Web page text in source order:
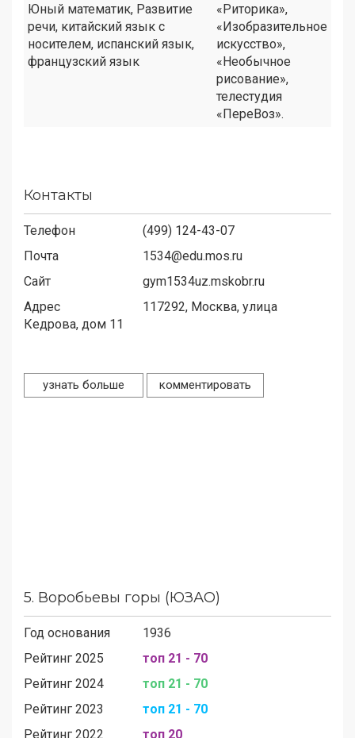
Юный математик, Развитие
речи, китайский язык с
носителем, испанский язык,
французский язык
«Риторика»,
«Изобразительное
искусство»,
«Необычное
рисование»,
телестудия
«ПереВоз».
Контакты
Телефон
(499) 124-43-07
Почта
1534@edu.mos.ru
Сайт
gym1534uz.mskobr.ru
Адрес
117292, Москва, улица
Кедрова, дом 11
узнать больше комментировать
5. Воробьевы горы (ЮЗАО)
Год основания
1936
Рейтинг 2025
топ 21 - 70
Рейтинг 2024
топ 21 - 70
Рейтинг 2023
топ 21 - 70
Рейтинг 2022
топ 20